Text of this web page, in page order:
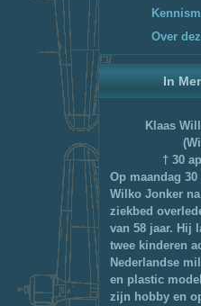
Over
In
Klaas
† 30
Op maandag
Wilko Jonker
ziekbed
van 58 jaar. Hij
twee kinderen
Nederlandse
en plastic
zijn hobby en